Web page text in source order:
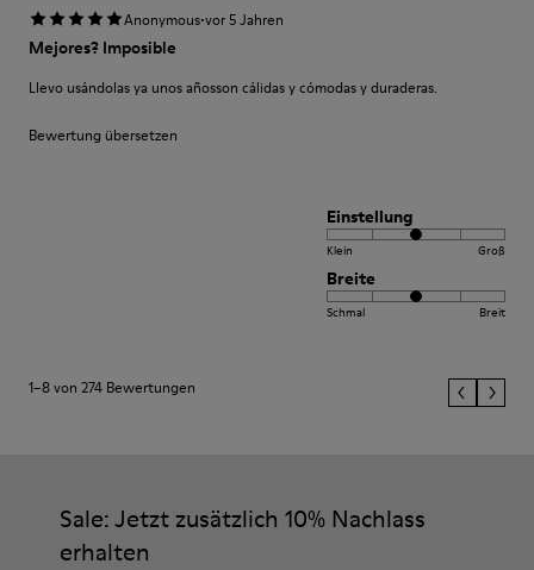
Anonymous·vor 5 Jahren
Mejores? Imposible
Llevo usándolas ya unos añosson cálidas y cómodas y duraderas.
Bewertung übersetzen
Einstellung
Klein Groß
Breite
Schmal Breit
1–8 von 274 Bewertungen
Sale: Jetzt zusätzlich 10% Nachlass
erhalten